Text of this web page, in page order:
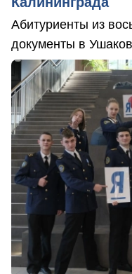
Абитуриенты из
документы в